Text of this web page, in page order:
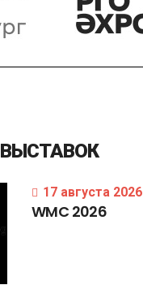
ВЫСТАВОК
17 августа 2026
WMC 2026